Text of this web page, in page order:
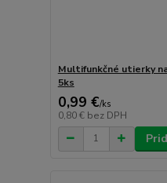
Multifunkčné utierky
5ks
0,99 €/ks
0,80 € bez DPH